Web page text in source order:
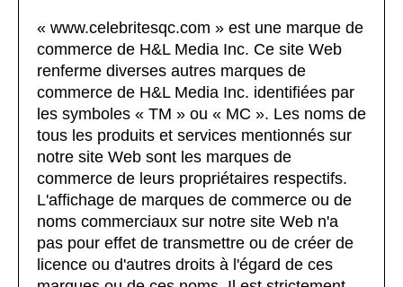
« www.celebritesqc.com » est une marque de
commerce de H&L Media Inc. Ce site Web
renferme diverses autres marques de
commerce de H&L Media Inc. identifiées par
les symboles « TM » ou « MC ». Les noms de
tous les produits et services mentionnés sur
notre site Web sont les marques de
commerce de leurs propriétaires respectifs.
L'affichage de marques de commerce ou de
noms commerciaux sur notre site Web n'a
pas pour effet de transmettre ou de créer de
licence ou d'autres droits à l'égard de ces